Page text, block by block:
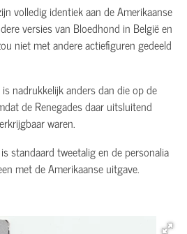
volledig identiek aan de Amerikaanse
versies van Bloedhond in België en
niet met andere actiefiguren gedeeld
nadrukkelijk anders dan die op de
de Renegades daar uitsluitend
waren.
standaard tweetalig en de personalia
met de Amerikaanse uitgave.